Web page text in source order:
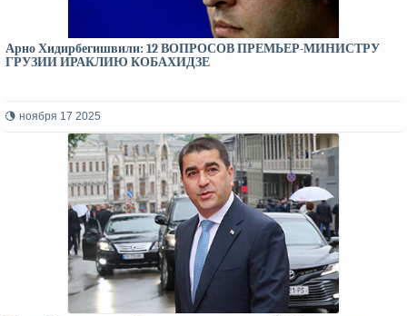
Арно Хидирбегишвили: 12 ВОПРОСОВ ПРЕМЬЕР-МИНИСТРУ
ГРУЗИИ ИРАКЛИЮ КОБАХИДЗЕ
ноября 17 2025